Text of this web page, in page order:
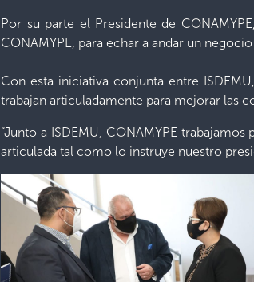
Por su parte el Presidente de
CONAMYPE, para echar a andar un
Con esta iniciativa conjunta entre
trabajan articuladamente para mejorar las
“Junto a ISDEMU, CONAMYPE
articulada tal como lo instruye nuestro